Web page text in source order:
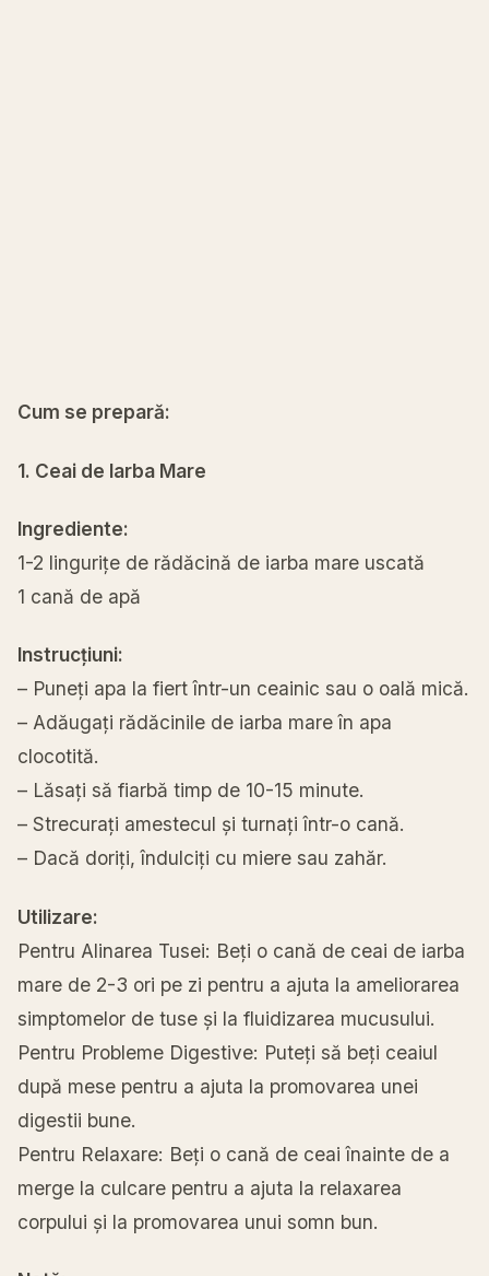
Cum se prepară:
1. Ceai de Iarba Mare
Ingrediente:
1-2 lingurițe de rădăcină de iarba mare uscată
1 cană de apă
Instrucțiuni:
– Puneți apa la fiert într-un ceainic sau o oală mică.
– Adăugați rădăcinile de iarba mare în apa
clocotită.
– Lăsați să fiarbă timp de 10-15 minute.
– Strecurați amestecul și turnați într-o cană.
– Dacă doriți, îndulciți cu miere sau zahăr.
Utilizare:
Pentru Alinarea Tusei: Beți o cană de ceai de iarba
mare de 2-3 ori pe zi pentru a ajuta la ameliorarea
simptomelor de tuse și la fluidizarea mucusului.
Pentru Probleme Digestive: Puteți să beți ceaiul
după mese pentru a ajuta la promovarea unei
digestii bune.
Pentru Relaxare: Beți o cană de ceai înainte de a
merge la culcare pentru a ajuta la relaxarea
corpului și la promovarea unui somn bun.